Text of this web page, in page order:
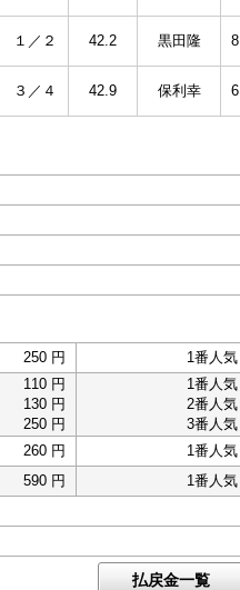
１／２ 42.2 黒田隆 8
３／４ 42.9 保利幸 6
250 円 1番人気
110 円
130 円
250 円
1番人気
2番人気
3番人気
260 円
1番人気
590 円
1番人気
払戻金一覧